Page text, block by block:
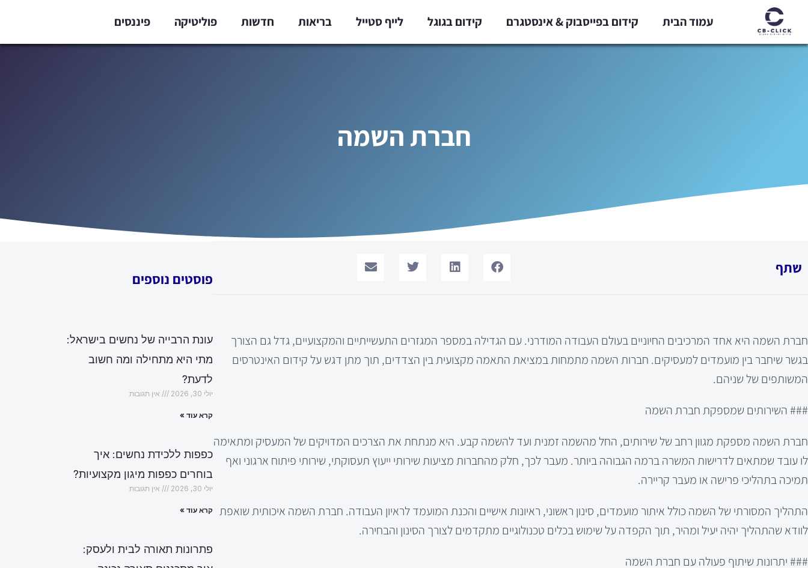
לתוכן
עמוד הבית קידום בפייסבוק & אינסטגרם קידום בגוגל לייף סטייל בריאות חדשות פוליטיקה פיננסים
חברת השמה
שתף
חברת השמה היא אחד המרכיבים החיוניים בעולם העבודה המודרני. עם הגדילה במספר המגזרים התעשייתיים והמקצועיים, גדל גם הצורך
בגשר שיחבר בין מועמדים למעסיקים. חברות השמה מתמחות במציאת התאמה מקצועית בין הצדדים, תוך מתן דגש על קידום האינטרסים
המשותפים של שניהם.
### השירותים שמספקת חברת השמה
חברת השמה מספקת מגוון רחב של שירותים, החל מהשמה זמנית ועד להשמה קבע. היא מנתחת את הצרכים המדויקים של המעסיק ומתאימה
לו עובד שמתאים לדרישות המשרה ברמה הגבוהה ביותר. מעבר לכך, חלק מהחברות מציעות שירותי ייעוץ תעסוקתי, שירותי פיתוח ארגוני ואף
תמיכה בתהליכי פרישה או מעבר קריירה.
התהליך המסורתי של השמה כולל איתור מועמדים, סינון ראשוני, ראיונות אישיים והכנת המועמד לראיון העבודה. חברת השמה איכותית שואפת
לוודא שהתהליך יהיה יעיל ומהיר, תוך הקפדה על שימוש בכלים טכנולוגיים מתקדמים לצורך הסינון והבחירה.
### יתרונות שיתוף פעולה עם חברת השמה
פוסטים נוספים
עונת הרבייה של נחשים בישראל:
מתי היא מתחילה ומה חשוב
לדעת?
יולי 30, 2026 אין תגובות
קרא עוד »
כפפות ללכידת נחשים: איך
בוחרים כפפות מיגון מקצועיות?
יולי 30, 2026 אין תגובות
קרא עוד »
פתרונות תאורה לבית ולעסק: